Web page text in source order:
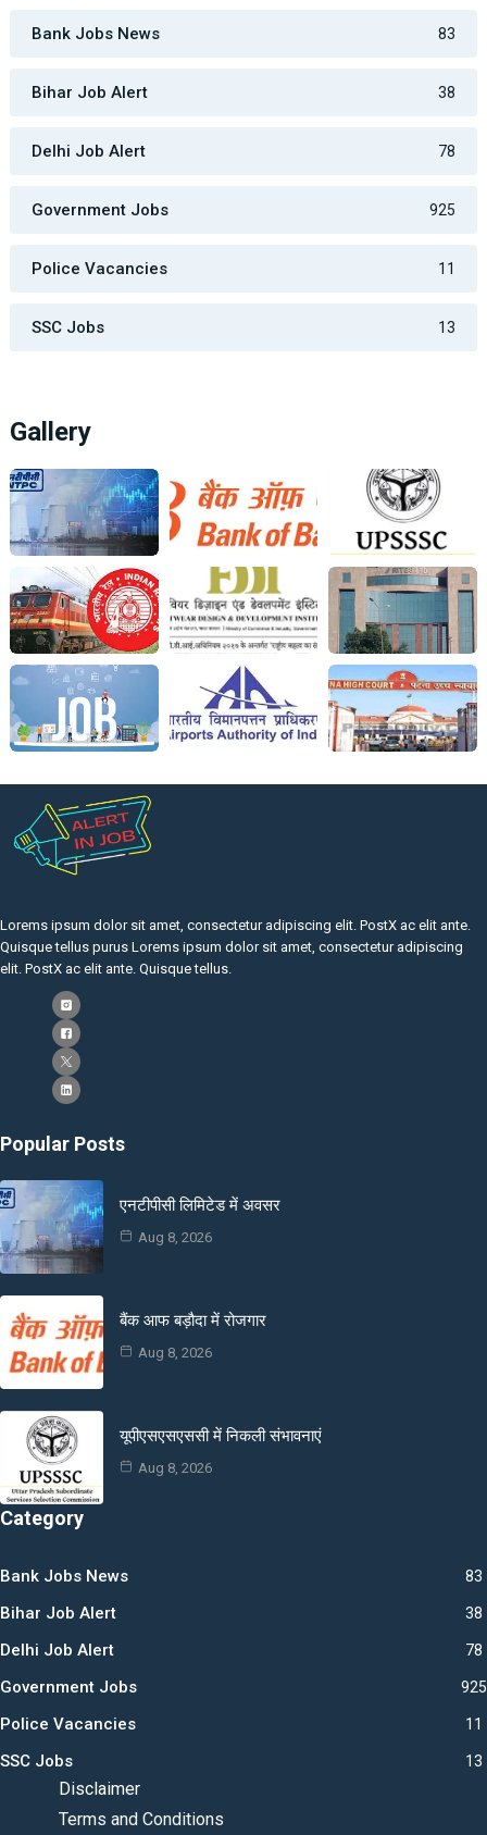
Bank Jobs News 83
Bihar Job Alert 38
Delhi Job Alert 78
Government Jobs 925
Police Vacancies 11
SSC Jobs 13
Gallery
Lorems ipsum dolor sit amet, consectetur adipiscing elit. PostX ac elit ante.
Quisque tellus purus Lorems ipsum dolor sit amet, consectetur adipiscing
elit. PostX ac elit ante. Quisque tellus.
Popular Posts
एनटीपीसी लिमिटेड में अवसर
Aug 8, 2026
बैंक आफ बड़ौदा में रोजगार
Aug 8, 2026
यूपीएसएसएससी में निकली संभावनाएं
Aug 8, 2026
Category
Bank Jobs News 83
Bihar Job Alert 38
Delhi Job Alert 78
Government Jobs 925
Police Vacancies 11
SSC Jobs 13
Disclaimer
Terms and Conditions